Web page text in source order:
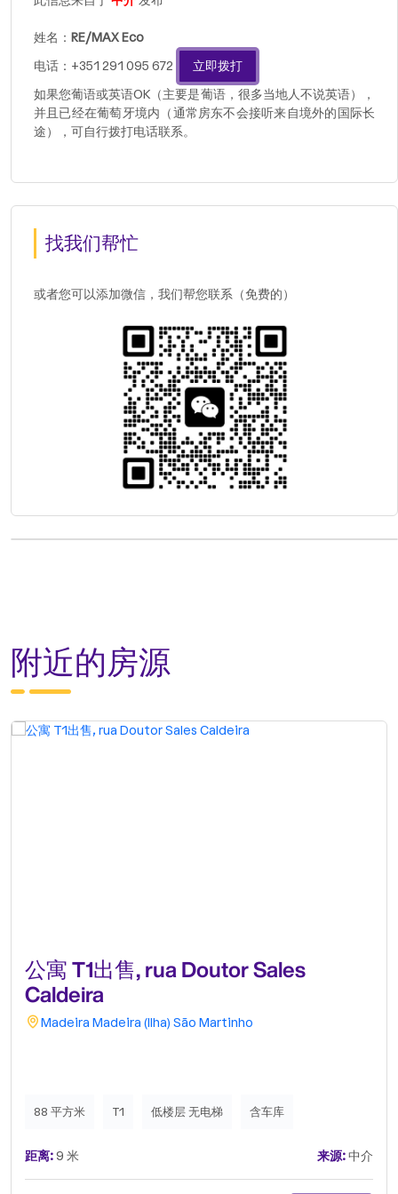
姓名： RE/MAX Eco
电话：+351 291 095 672
立即拨打
如果您葡语或英语OK（主要是葡语，很多当地人不说英语），
并且已经在葡萄牙境内（通常房东不会接听来自境外的国际长
途），可自行拨打电话联系。
找我们帮忙
或者您可以添加微信，我们帮您联系（免费的）
附近的房源
公寓 T1出售, rua Doutor Sales
Caldeira
Madeira Madeira (Ilha) São Martinho
88 平方米 T1 低楼层 无电梯 含车库
距离:9 米 来源:中介